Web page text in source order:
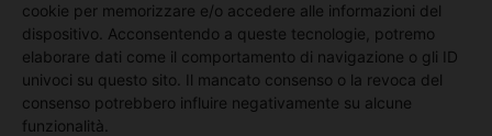
cookie per memorizzare e/o accedere alle informazioni del
dispositivo. Acconsentendo a queste tecnologie, potremo
elaborare dati come il comportamento di navigazione o gli ID
univoci su questo sito. Il mancato consenso o la revoca del
consenso potrebbero influire negativamente su alcune
funzionalità.
NO ©
Richiedi l'adesione